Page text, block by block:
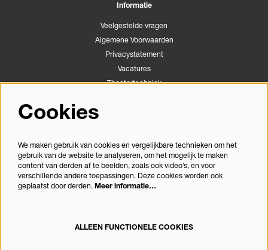
Informatie
Veelgestelde vragen
Algemene Voorwaarden
Privacystatement
Vacatures
Theatertechniek
Congrescentrum Orpheus
Volg ons
Meld je aan voor de nieuwsbrief
Cookies
We maken gebruik van cookies en vergelijkbare technieken om het
gebruik van de website te analyseren, om het mogelijk te maken
content van derden af te beelden, zoals ook video’s, en voor
verschillende andere toepassingen. Deze cookies worden ook
geplaatst door derden. Meer informatie…
ALLEEN FUNCTIONELE COOKIES